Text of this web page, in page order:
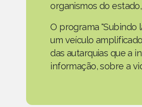
organismos do
O programa "Subindo
um veículo
das autarquias que a
informação, sobre a